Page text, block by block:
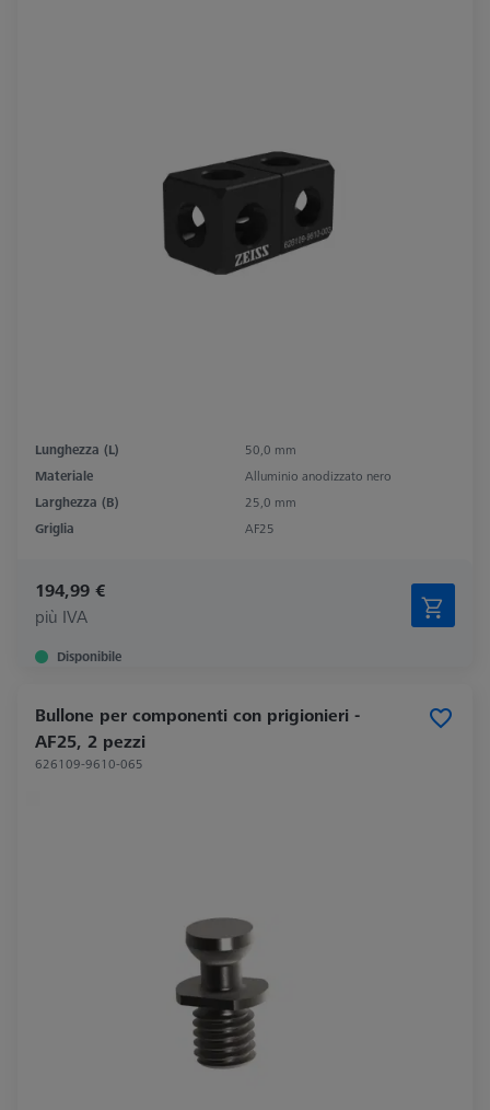
Lunghezza (L)
50,0 mm
Materiale
Alluminio anodizzato nero
Larghezza (B)
25,0 mm
Griglia
AF25
194,99 €
più IVA
Disponibile
Bullone per componenti con prigionieri -
AF25, 2 pezzi
626109-9610-065